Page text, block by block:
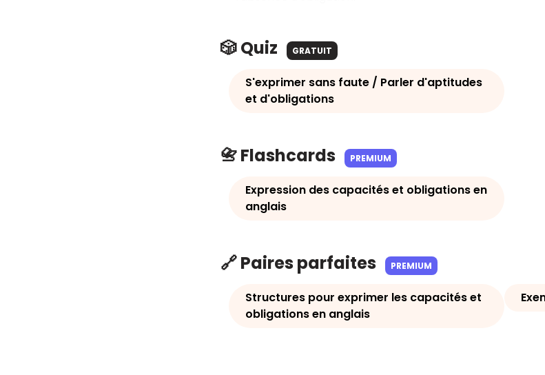
🎲 Quiz GRATUIT
S'exprimer sans faute / Parler d'aptitudes
et d'obligations
📇 Flashcards PREMIUM
Expression des capacités et obligations en
anglais
🔗 Paires parfaites PREMIUM
Structures pour exprimer les capacités et
obligations en anglais